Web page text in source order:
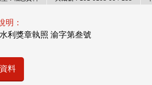
明：
利獎章執照 渝字第叁號
料